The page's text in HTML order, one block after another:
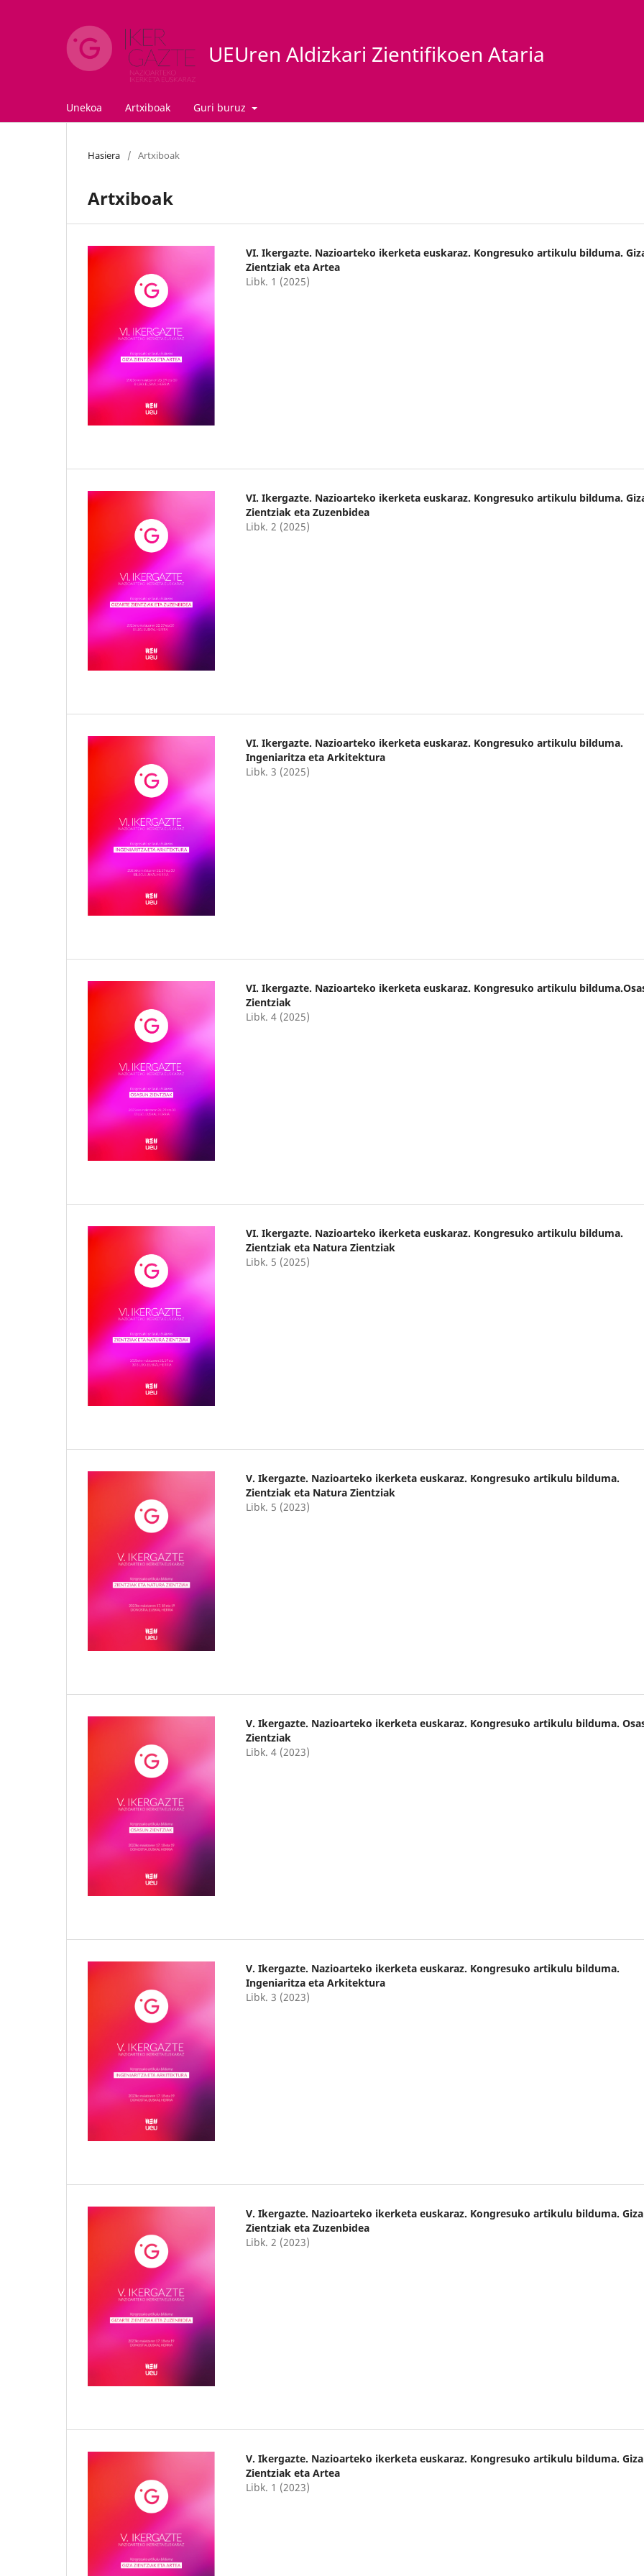
UEUren Aldizkari Zientifikoen Ataria
Unekoa Artxiboak Guri buruz
Hasiera / Artxiboak
Artxiboak
VI. Ikergazte. Nazioarteko ikerketa euskaraz. Kongresuko artikulu bilduma.
Zientziak eta Artea
Libk. 1 (2025)
VI. Ikergazte. Nazioarteko ikerketa euskaraz. Kongresuko artikulu bilduma.
Zientziak eta Zuzenbidea
Libk. 2 (2025)
VI. Ikergazte. Nazioarteko ikerketa euskaraz. Kongresuko artikulu bilduma.
Ingeniaritza eta Arkitektura
Libk. 3 (2025)
VI. Ikergazte. Nazioarteko ikerketa euskaraz. Kongresuko artikulu
Zientziak
Libk. 4 (2025)
VI. Ikergazte. Nazioarteko ikerketa euskaraz. Kongresuko artikulu bilduma.
Zientziak eta Natura Zientziak
Libk. 5 (2025)
V. Ikergazte. Nazioarteko ikerketa euskaraz. Kongresuko artikulu bilduma.
Zientziak eta Natura Zientziak
Libk. 5 (2023)
V. Ikergazte. Nazioarteko ikerketa euskaraz. Kongresuko artikulu bilduma.
Zientziak
Libk. 4 (2023)
V. Ikergazte. Nazioarteko ikerketa euskaraz. Kongresuko artikulu bilduma.
Ingeniaritza eta Arkitektura
Libk. 3 (2023)
V. Ikergazte. Nazioarteko ikerketa euskaraz. Kongresuko artikulu bilduma.
Zientziak eta Zuzenbidea
Libk. 2 (2023)
V. Ikergazte. Nazioarteko ikerketa euskaraz. Kongresuko artikulu bilduma. Giza
Zientziak eta Artea
Libk. 1 (2023)